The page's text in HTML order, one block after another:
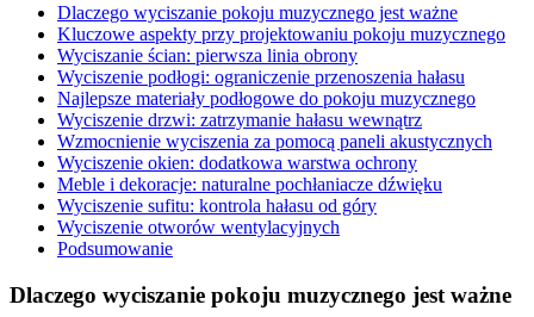
Dlaczego wyciszanie pokoju muzycznego jest ważne
Kluczowe aspekty przy projektowaniu pokoju muzycznego
Wyciszanie ścian: pierwsza linia obrony
Wyciszenie podłogi: ograniczenie przenoszenia hałasu
Najlepsze materiały podłogowe do pokoju muzycznego
Wyciszenie drzwi: zatrzymanie hałasu wewnątrz
Wzmocnienie wyciszenia za pomocą paneli akustycznych
Wyciszenie okien: dodatkowa warstwa ochrony
Meble i dekoracje: naturalne pochłaniacze dźwięku
Wyciszenie sufitu: kontrola hałasu od góry
Wyciszenie otworów wentylacyjnych
Podsumowanie
Dlaczego wyciszanie pokoju muzycznego jest ważne